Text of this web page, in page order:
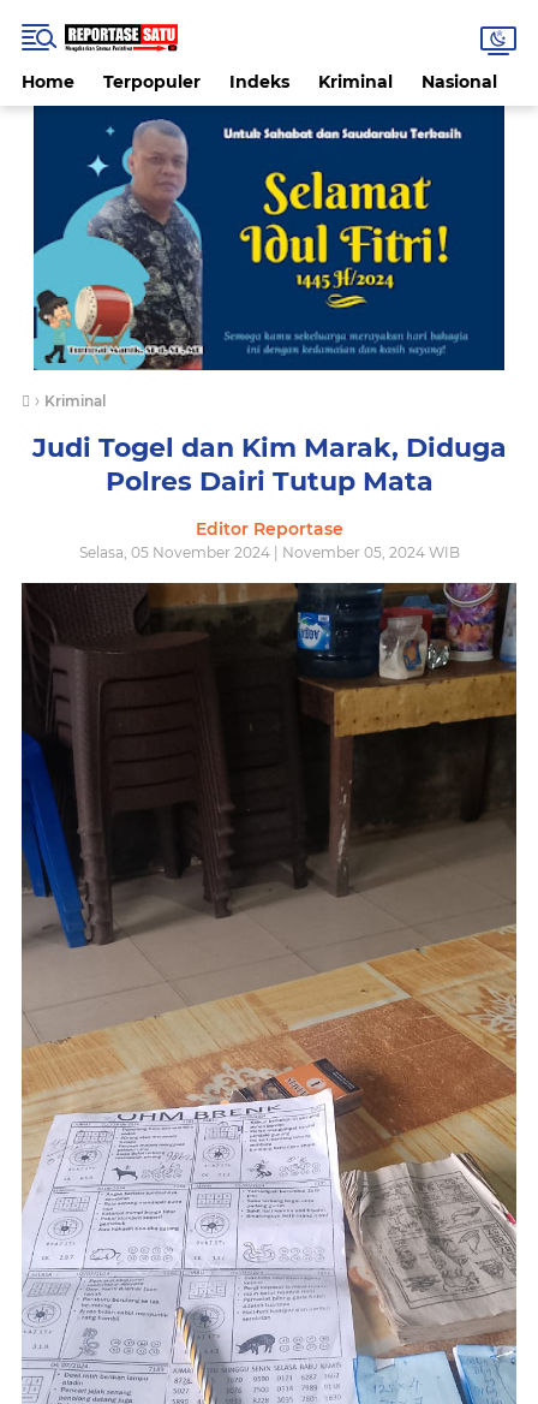
Home Terpopuler Indeks Kriminal Nasional
› Kriminal
Judi Togel dan Kim Marak, Diduga
Polres Dairi Tutup Mata
Editor Reportase
Selasa, 05 November 2024 | November 05, 2024 WIB